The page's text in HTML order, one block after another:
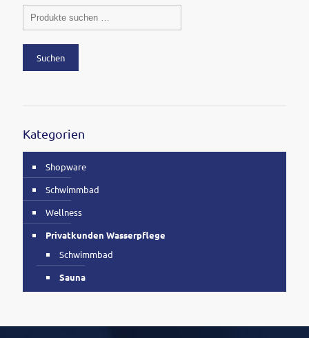
Suchen
Kategorien
Shopware
Schwimmbad
Wellness
Privatkunden Wasserpflege
Schwimmbad
Sauna